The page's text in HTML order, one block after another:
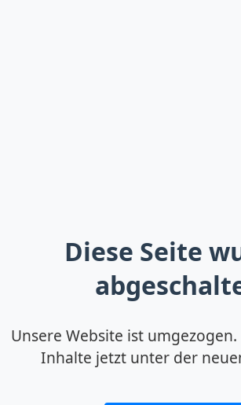
Diese Seite
Unsere Website ist
Inhalte jetzt unter der